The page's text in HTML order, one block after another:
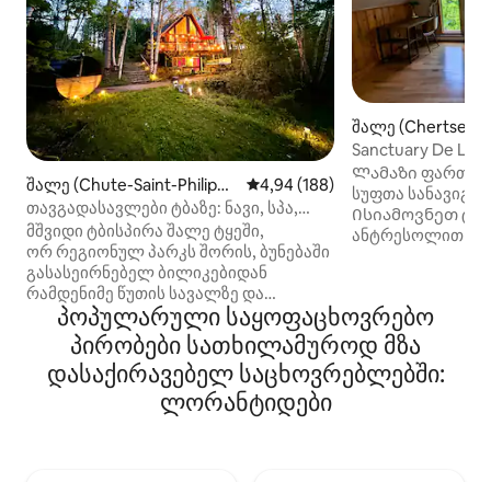
შალე (Chute-Saint-Philipp
e)
საშუალო შეფასებაა 5‑დან
4,94 (188)
თავგადასავლები ტბაზე: ნავი, სპა,
კინო, ბილიკები
მშვიდი ტბისპირა შალე ტყეში,
ორ რეგიონულ პარკს შორის, ბუნებაში
გასასეირნებელ ბილიკებიდან
რამდენიმე წუთის სავალზე და
ხალხმრავალი ადგილებიდან
მოშორებით. აღმოსავლეთის
ფანჯრებიდან ბუნებრივ მასალებზე
და გათბობადი იატაკის ზედაპირზე
ბრწყინავს მხიარული
დილის სინათლე. საღამოს კი თქვენს
შალე (Chertsey)
Sanctuary De
Waterfront)
Ლამაზი ფართო
სუფთა
Ისიამოვნეთ
ანტრესოლით
ლაკოსტისა და
ფურცლებით.
მოიცავს ღია
ოთახს, სარდაფს
პოპულარული საყოფაცხოვრებო
პირობები სათხილამუროდ მზა
დასაქირავებელ საცხოვრებლებში:
ლორანტიდები